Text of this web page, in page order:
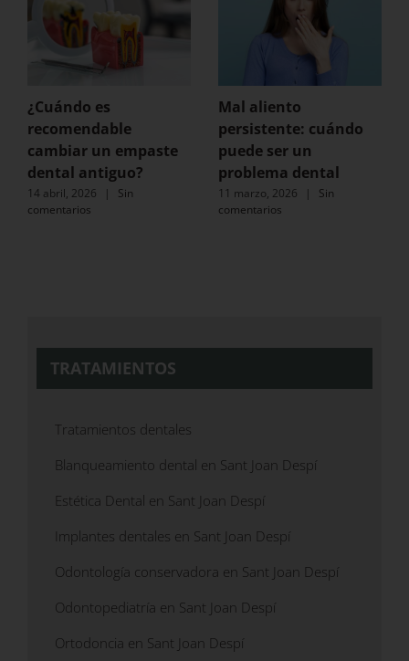
¿Cuándo es
recomendable
cambiar un empaste
dental antiguo?
14 abril, 2026 |
Sin
comentarios
Mal aliento
persistente: cuándo
puede ser un
problema dental
11 marzo, 2026 |
Sin
comentarios
TRATAMIENTOS
Tratamientos dentales
Blanqueamiento dental en Sant Joan Despí
Estética Dental en Sant Joan Despí
Implantes dentales en Sant Joan Despí
Odontología conservadora en Sant Joan Despí
Odontopediatría en Sant Joan Despí
Ortodoncia en Sant Joan Despí